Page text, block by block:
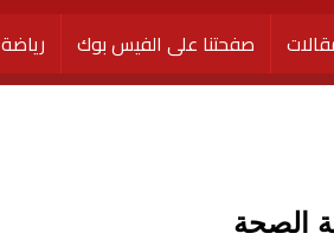
صفحتنا على الفيس بوك رياضة
الصحة